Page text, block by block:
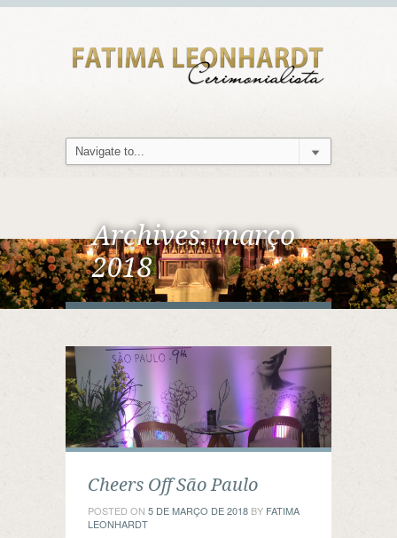
Archives:março
2018
Cheers Off São Paulo
POSTED ON 5 DE MARÇO DE 2018 BY FATIMA
LEONHARDT